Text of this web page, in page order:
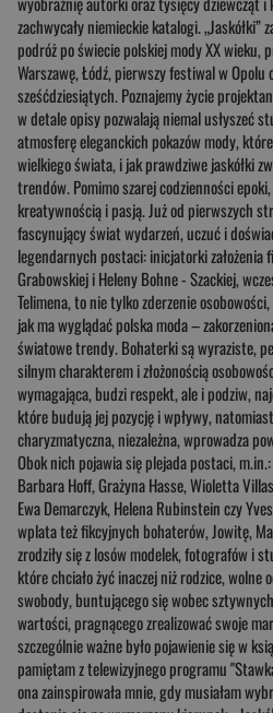
zachwycały niemieckie katalogi. „Jaskółki”
podróż po świecie polskiej mody XX wieku,
Warszawę, Łódź, pierwszy festiwal w Opolu
sześćdziesiątych. Poznajemy życie
w detale opisy pozwalają niemal usłyszeć
atmosferę eleganckich pokazów mody,
wielkiego świata, i jak prawdziwe jaskółki
trendów. Pomimo szarej codzienności
kreatywnością i pasją. Już od pierwszych
fascynujący świat wydarzeń, uczuć i
legendarnych postaci: inicjatorki założenia
Grabowskiej i Heleny Bohne - Szackiej,
Telimena, to nie tylko zderzenie
jak ma wyglądać polska moda –
światowe trendy. Bohaterki są wyraziste,
silnym charakterem i złożonością
wymagająca, budzi respekt, ale i podziw,
które budują jej pozycję i wpływy,
charyzmatyczna, niezależna, wprowadza
Obok nich pojawia się plejada postaci,
Barbara Hoff, Grażyna Hasse, Wioletta
Ewa Demarczyk, Helena Rubinstein czy
wplata też fikcyjnych bohaterów, Jowitę,
zrodziły się z losów modelek, fotografów i
które chciało żyć inaczej niż rodzice,
swobody, buntującego się wobec
wartości, pragnącego zrealizować swoje
szczególnie ważne było pojawienie się w
pamiętam z telewizyjnego programu
ona zainspirowała mnie, gdy musiałam